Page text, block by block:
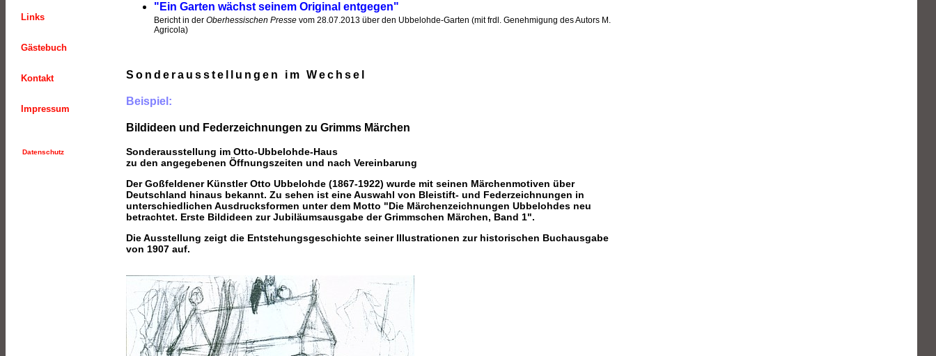
Links
Gästebuch
Kontakt
Impressum
Datenschutz
"Ein Garten wächst seinem Original entgegen"
Bericht in der Oberhessischen Presse vom 28.07.2013 über den Ubbelohde-Garten (mit frdl. Genehmigung des Autors M.
Agricola)
Sonderausstellungen im Wechsel
Beispiel:
Bildideen und Federzeichnungen zu Grimms Märchen
Sonderausstellung im Otto-Ubbelohde-Haus
zu den angegebenen Öffnungszeiten und nach Vereinbarung
Der Goßfeldener Künstler Otto Ubbelohde (1867-1922) wurde mit seinen Märchenmotiven über
Deutschland hinaus bekannt. Zu sehen ist eine Auswahl von Bleistift- und Federzeichnungen in
unterschiedlichen Ausdrucksformen unter dem Motto "Die Märchenzeichnungen Ubbelohdes neu
betrachtet. Erste Bildideen zur Jubiläumsausgabe der Grimmschen Märchen, Band 1".
Die Ausstellung zeigt die Entstehungsgeschichte seiner Illustrationen zur historischen Buchausgabe
von 1907 auf.